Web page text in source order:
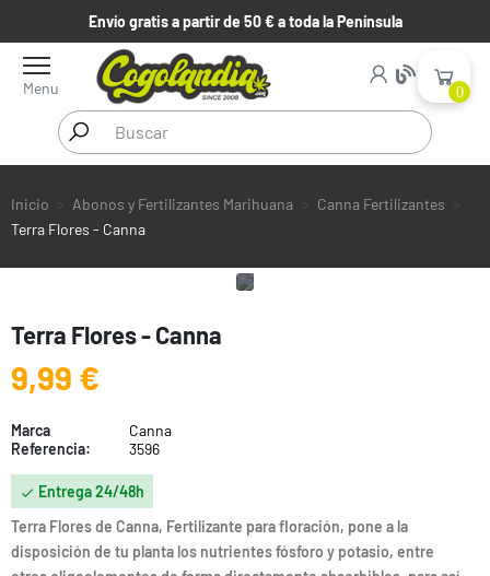
Envío gratis a partir de 50 € a toda la Península
Menu 0
Inicio Abonos y Fertilizantes Marihuana
Canna Fertilizantes
Terra Flores - Canna
Terra Flores - Canna
9,99 €
Marca
Canna
Referencia:
3596
 Entrega 24/48h
Terra Flores de Canna, Fertilizante para floración, pone a la
disposición de tu planta los nutrientes fósforo y potasio, entre